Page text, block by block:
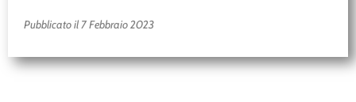
Pubblicato il 7 Febbraio 2023